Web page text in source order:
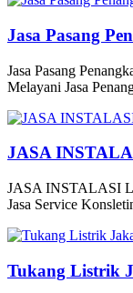
Jasa Pasang
Jasa Pasang
Melayani Jasa
JASA
JASA INSTALASI
Jasa Service
Tukang Listrik